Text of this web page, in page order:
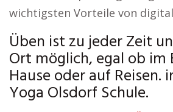
wichtigsten Vorteile von
Üben ist zu jeder Zeit
Ort möglich, egal ob im
Hause oder auf Reisen.
Yoga Olsdorf Schule.